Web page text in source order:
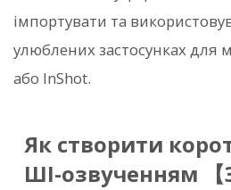
імпортувати та
улюблених застосунках для
або InShot.
Як створити
ШІ-озвученням 【